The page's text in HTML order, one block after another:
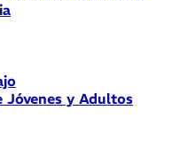
Jóvenes y Adultos